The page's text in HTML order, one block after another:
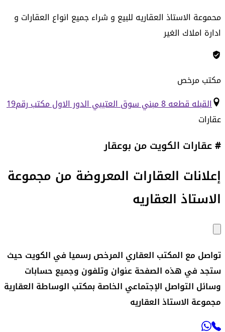
محموعة الاستاذ العقاريه للبيع و شراء جميع انواع العقارات و
ادارة املاك الغير
مكتب مرخص
القبله قطعه 8 مبني سوق العتيبي الدور الاول مكتب رقم19
عقارات
# عقارات الكويت من بوعقار
إعلانات العقارات المعروضة من مجموعة
الاستاذ العقاريه
تواصل مع المكتب العقاري المرخص رسميا في الكويت حيث
ستجد في هذه الصفحة عنوان وتلفون وجميع حسابات
وسائل التواصل الإجتماعي الخاصة بمكتب الوساطة العقارية
مجموعة الاستاذ العقاريه